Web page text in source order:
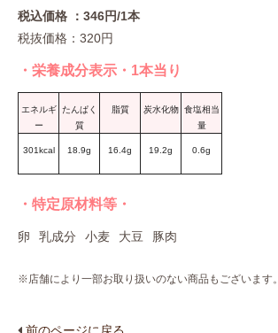
税込価格 ：346円/1本
税抜価格：320円
・栄養成分表示・1本当り
エネルギ
ー
301kcal
たんぱく
質
18.9g
脂質
16.4g
炭水化物
19.2g
食塩相当
量
0.6g
・特定原材料等・
卵 乳成分 小麦 大豆 豚肉
※店舗により一部お取り扱いのない商品もございます。